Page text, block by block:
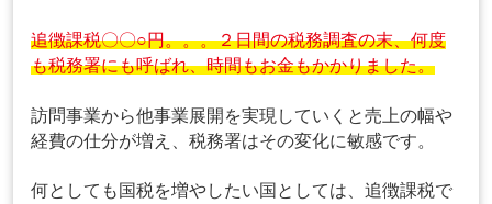
追徴課税〇〇○円。。。２日間の税務調査の末、何度
も税務署にも呼ばれ、時間もお金もかかりました。
訪問事業から他事業展開を実現していくと売上の幅や
経費の仕分が増え、税務署はその変化に敏感です。
何としても国税を増やしたい国としては、追徴課税で